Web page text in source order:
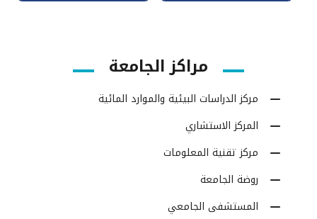
مراكز الجامعة
مركز الدراسات البيئية والموارد المائية
المركز الاستشاري
مركز تقنية المعلومات
روضة الجامعة
المستشفى الجامعي